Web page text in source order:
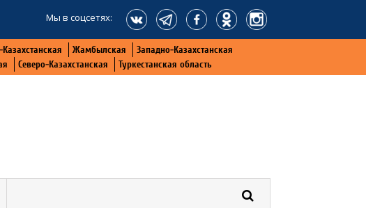
Мы в соцсетях:
Жамбылская
Западно-Казахстанская
Северо-Казахстанская Туркестанская область